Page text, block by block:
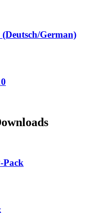
German)
Pack